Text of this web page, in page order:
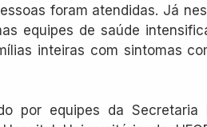
foram atendidas. Já
equipes de saúde
inteiras com sintomas
por equipes da Secretaria